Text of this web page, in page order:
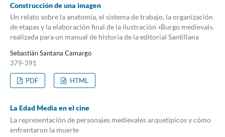
Construcción de una imagen
Un relato sobre la anatomía, el sistema de trabajo, la organización
de etapas y la elaboración final de la ilustración «Burgo medieval»,
realizada para un manual de historia de la editorial Santillana
Sebastián Santana Camargo
379-391
PDF HTML
La Edad Media en el cine
La representación de personajes medievales arquetípicos y cómo
enfrentaron la muerte